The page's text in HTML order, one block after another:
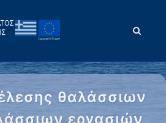
θαλάσσιων
εργασιών